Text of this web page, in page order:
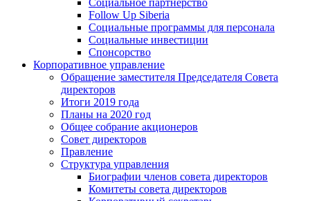
Социальное партнерство
Follow Up Siberia
Социальные программы для персонала
Социальные инвестиции
Спонсорство
Корпоративное управление
Обращение заместителя Председателя Совета
директоров
Итоги 2019 года
Планы на 2020 год
Общее собрание акционеров
Совет директоров
Правление
Структура управления
Биографии членов совета директоров
Комитеты совета директоров